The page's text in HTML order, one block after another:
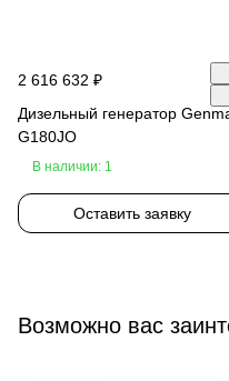
2 616 632 ₽
Дизельный генератор
G180JO
В наличии: 1
Оставить заявку
Возможно вас